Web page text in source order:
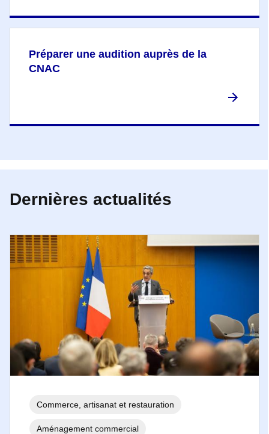
Préparer une audition auprès de la
CNAC
Dernières actualités
Commerce, artisanat et restauration
Aménagement commercial